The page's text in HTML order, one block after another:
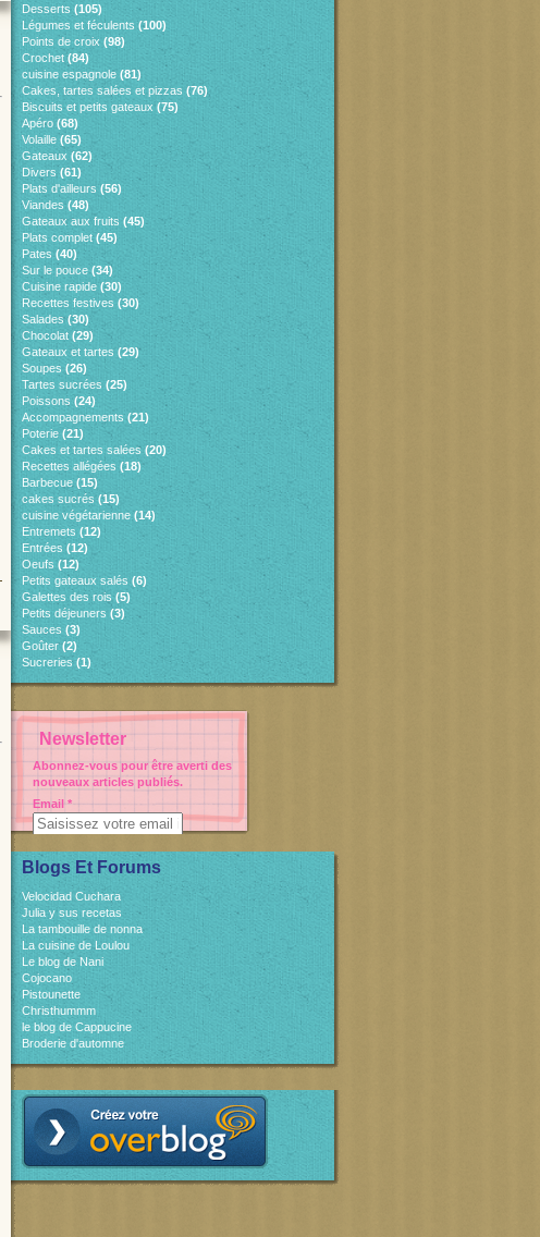
Desserts (105)
Légumes et féculents (100)
Points de croix (98)
Crochet(84)
cuisine espagnole (81)
Cakes, tartes salées et pizzas (76)
Biscuits et petits gateaux (75)
Apéro (68)
Volaille (65)
Gateaux (62)
Divers (61)
Plats d'ailleurs (56)
Viandes (48)
Gateaux aux fruits (45)
Plats complet(45)
Pates (40)
Sur le pouce (34)
Cuisine rapide (30)
Recettes festives (30)
Salades(30)
Chocolat (29)
Gateaux et tartes (29)
Soupes (26)
Tartes sucrées (25)
Poissons(24)
Accompagnements (21)
Poterie (21)
Cakes et tartes salées (20)
Recettes allégées (18)
Barbecue (15)
cakes sucrés (15)
cuisine végétarienne (14)
Entremets (12)
Entrées (12)
Oeufs (12)
Petits gateaux salés (6)
Galettes des rois (5)
Petits déjeuners (3)
Sauces (3)
Goûter(2)
Sucreries (1)
Newsletter
Abonnez-vous pour être averti des
nouveaux articles publiés.
Email
Blogs Et Forums
Velocidad Cuchara
Julia y sus recetas
La tambouille de nonna
La cuisine de Loulou
Le blog de Nani
Cojocano
Pistounette
Christhummm
le blog de Cappucine
Broderie d'automne